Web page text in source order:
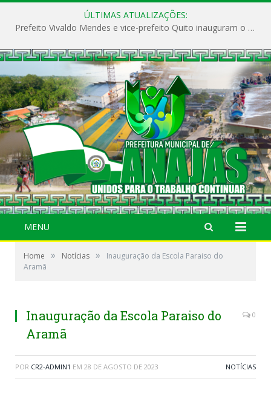
ÚLTIMAS ATUALIZAÇÕES:
Prefeito Vivaldo Mendes e vice-prefeito Quito inauguram o CAPS e fortalecem a saúde pública em Anajás.
MENU
Home » Notícias »
Inauguração da Escola Paraiso do
Aramã
Inauguração da Escola Paraiso do
Aramã
0
POR CR2-ADMIN1 EM 28 DE AGOSTO DE 2023 NOTÍCIAS